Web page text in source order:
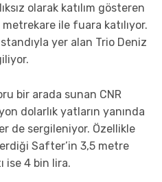
olarak katılım gösteren
ile fuara katılıyor.
yer alan Trio Deniz
bir arada sunan CNR
dolarlık yatların yanında
de sergileniyor. Özellikle
Safter’in 3,5 metre
ise 4 bin lira.